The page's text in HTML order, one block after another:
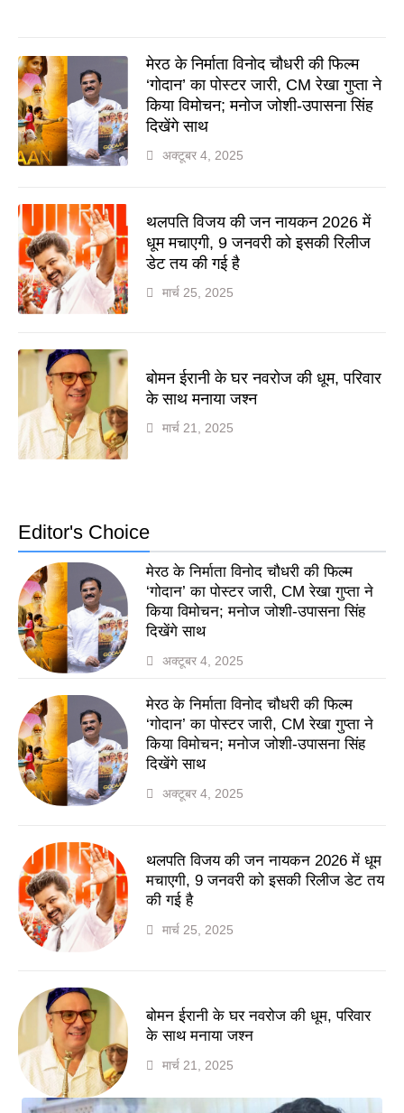
मेरठ के निर्माता विनोद चौधरी की फिल्म
‘गोदान’ का पोस्टर जारी, CM रेखा गुप्ता ने
किया विमोचन; मनोज जोशी-उपासना सिंह
दिखेंगे साथ
अक्टूबर 4, 2025
थलपति विजय की जन नायकन 2026 में
धूम मचाएगी, 9 जनवरी को इसकी रिलीज
डेट तय की गई है
मार्च 25, 2025
बोमन ईरानी के घर नवरोज की धूम, परिवार
के साथ मनाया जश्न
मार्च 21, 2025
Editor's Choice
मेरठ के निर्माता विनोद चौधरी की फिल्म
‘गोदान’ का पोस्टर जारी, CM रेखा गुप्ता ने
किया विमोचन; मनोज जोशी-उपासना सिंह
दिखेंगे साथ
अक्टूबर 4, 2025
मेरठ के निर्माता विनोद चौधरी की फिल्म
‘गोदान’ का पोस्टर जारी, CM रेखा गुप्ता ने
किया विमोचन; मनोज जोशी-उपासना सिंह
दिखेंगे साथ
अक्टूबर 4, 2025
थलपति विजय की जन नायकन 2026 में धूम
मचाएगी, 9 जनवरी को इसकी रिलीज डेट तय
की गई है
मार्च 25, 2025
बोमन ईरानी के घर नवरोज की धूम, परिवार
के साथ मनाया जश्न
मार्च 21, 2025